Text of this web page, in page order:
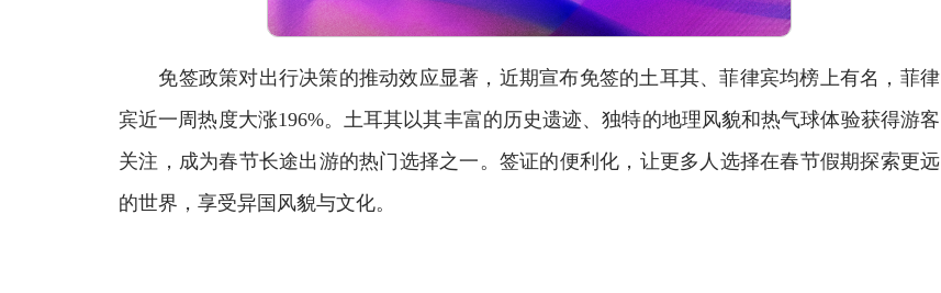
免签政策对出行决策的推动效应显著，近期宣布免签的土耳其、菲律宾均榜上有名，菲律
宾近一周热度大涨196%。土耳其以其丰富的历史遗迹、独特的地理风貌和热气球体验获得游客
关注，成为春节长途出游的热门选择之一。签证的便利化，让更多人选择在春节假期探索更远
的世界，享受异国风貌与文化。